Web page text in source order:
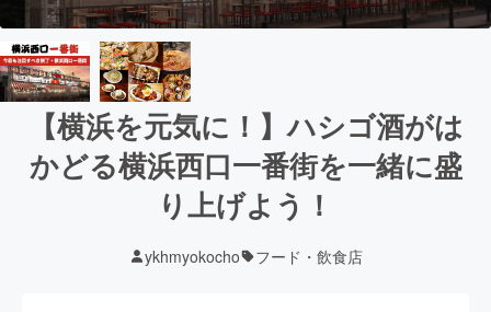
【横浜を元気に！】ハシゴ酒がは
かどる横浜西口一番街を一緒に盛
り上げよう！
ykhmyokocho フード・飲食店